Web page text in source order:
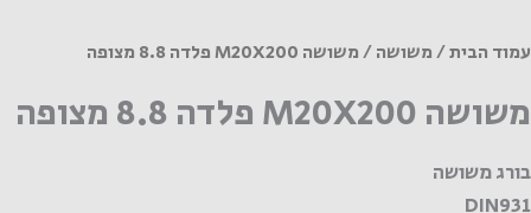
M20X200
8.8
עמוד הבית/משושה/ משושה M20X200 פלדה 8.8 מצופה
משושה M20X200 פלדה 8.8 מצופה
בורג משושה
DIN931